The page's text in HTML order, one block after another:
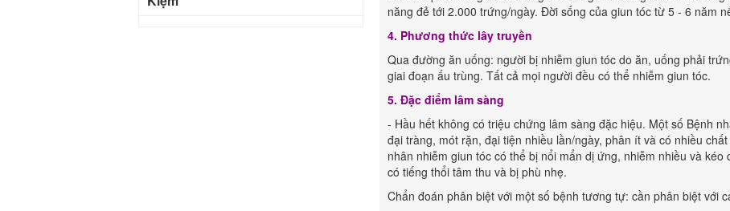
năng đẻ tới 2.000 trứng/ngày. Đời sống của giun tóc từ 5 - 6 năm
4. Phương thức lây truyền
Qua đường ăn uống: người bị nhiễm giun tóc do ăn, uống phải
giai đoạn ấu trùng. Tất cả mọi người đều có thể nhiễm giun tóc.
5. Đặc điểm lâm sàng
- Hầu hết không có triệu chứng lâm sàng đặc hiệu. Một số Bệnh
đại tràng, mót rặn, đại tiện nhiều lần/ngày, phân ít và có nhiều
nhân nhiễm giun tóc có thể bị nổi mẩn dị ứng, nhiễm nhiều và
có tiếng thổi tâm thu và bị phù nhẹ.
Chẩn đoán phân biệt với một số bệnh tương tự: cần phân biệt với